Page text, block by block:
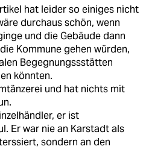
hat leider so einiges nicht
durchaus schön, wenn
und die Gebäude dann
Kommune gehen würden,
Begegnungssstätten
könnten.
und hat nichts mit
er ist
Er war nie an Karstadt als
sondern an den